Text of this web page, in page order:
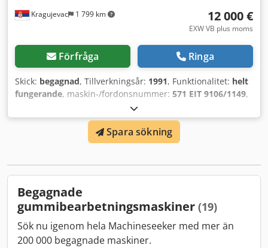
Kragujevac 1 799 km 12 000 €
EXW VB plus moms
Förfråga Ringa
Skick: begagnad, Tillverkningsår: 1991, Funktionalitet: helt
fungerande, maskin-/fordonsnummer: 571 EIT 9106/1149,
, Formsprutningsmaskin REP S, golvyta
500 x 630, i fungerande skick, låskraft 250 ton och
injektionsvolym 968 cm³. Dodpfx Aboyb Icbevjkr
Spara sökning
Begagnade
gummibearbetningsmaskiner (19)
Sök nu igenom hela Machineseeker med mer än
200 000 begagnade maskiner.